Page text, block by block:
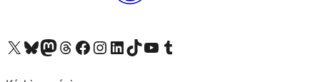
Navštívte náš účet na X (predtým Twitter)
Navštívte náš účet na platforme Bluesky
Navštívte náš účet na Mastodone
Navštívte náš účet na platforme Threads
Navštívte našu stránku na Facebooku
Navštívte náš účet Instagram
Navštívte náš účet LinkedIn
Navštívte náš účet na platforme TikTok
Navštívte náš kanál YouTube
Navštívte náš účet na platforme Tumblr